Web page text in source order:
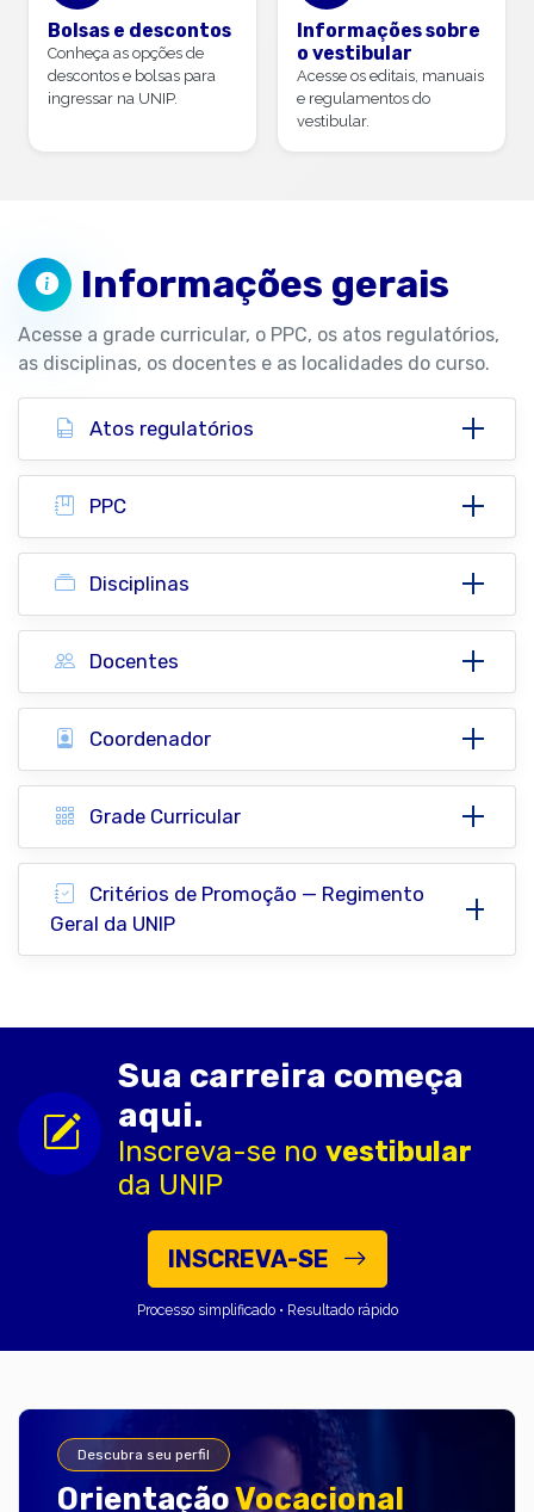
Bolsas e descontos
Conheça as opções de
descontos e bolsas para
ingressar na UNIP.
Informações sobre
o vestibular
Acesse os editais, manuais
e regulamentos do
vestibular.
Informações gerais
Acesse a grade curricular, o PPC, os atos regulatórios,
as disciplinas, os docentes e as localidades do curso.
Atos regulatórios
PPC
Disciplinas
Docentes
Coordenador
Grade Curricular
Critérios de Promoção — Regimento
Geral da UNIP
Sua carreira começa
aqui.
Inscreva-se no vestibular
da UNIP
INSCREVA-SE
Processo simplificado • Resultado rápido
Descubra seu perfil
OrientaçãoVocacional